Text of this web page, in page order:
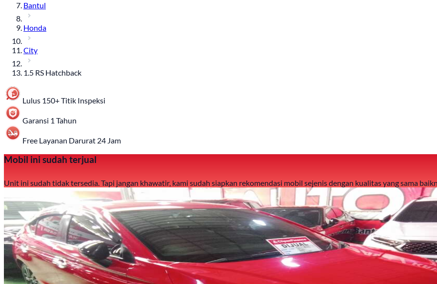
Bantul
Honda
City
1.5 RS Hatchback
Lulus 150+ Titik Inspeksi
Garansi 1 Tahun
Free Layanan Darurat 24 Jam
Mobil ini sudah terjual
Unit ini sudah tidak tersedia. Tapi jangan khawatir, kami sudah siapkan rekomendasi mobil sejenis dengan kualitas yang sama